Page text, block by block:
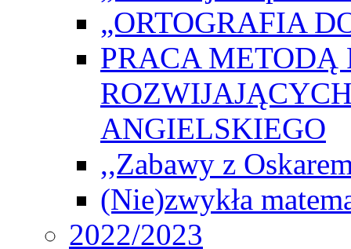
„ORTOGRAFIA
PRACA METODĄ
ANGIELSKIEGO
,,Zabawy z
(Nie)zwykła
2022/2023